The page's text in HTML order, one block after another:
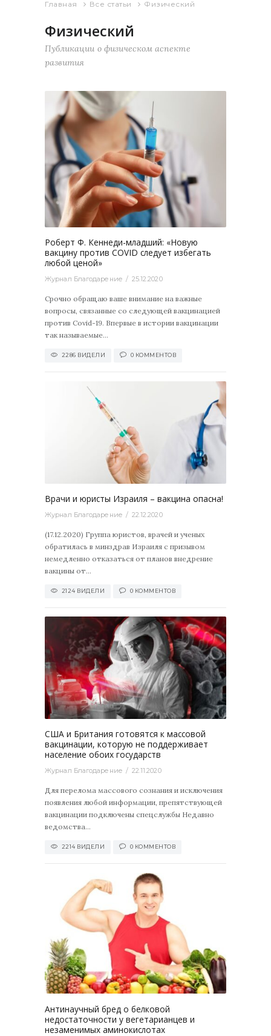
Главная Все статьи Физический
Физический
Публикации о физическом аспекте
развития
Роберт Ф. Кеннеди-младший: «Новую
вакцину против COVID следует избегать
любой ценой»
Журнал Благодарение 25.12.2020
Срочно обращаю ваше внимание на важные
вопросы, связанные со следующей вакцинацией
против Covid-19. Впервые в истории вакцинации
так называемые...
2286 ВИДЕЛИ 0 КОММЕНТОВ
Врачи и юристы Израиля – вакцина опасна!
Журнал Благодарение 22.12.2020
(17.12.2020) Группа юристов, врачей и ученых
обратилась в минздрав Израиля с призывом
немедленно отказаться от планов внедрение
вакцины от...
2124 ВИДЕЛИ 0 КОММЕНТОВ
США и Британия готовятся к массовой
вакцинации, которую не поддерживает
население обоих государств
Журнал Благодарение 22.11.2020
Для перелома массового сознания и исключения
появления любой информации, препятствующей
вакцинации подключены спецслужбы Недавно
ведомства...
2214 ВИДЕЛИ 0 КОММЕНТОВ
Антинаучный бред о белковой
недостаточности у вегетарианцев и
незаменимых аминокислотах